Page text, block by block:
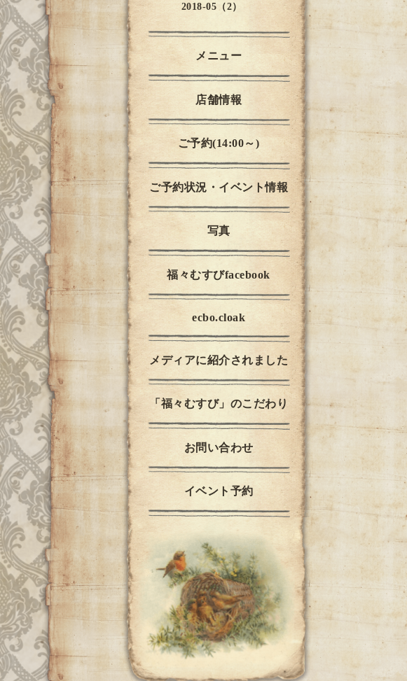
2018-05（2）
メニュー
店舗情報
ご予約(14:00～)
ご予約状況・イベント情報
写真
福々むすびfacebook
ecbo.cloak
メディアに紹介されました
「福々むすび」のこだわり
お問い合わせ
イベント予約